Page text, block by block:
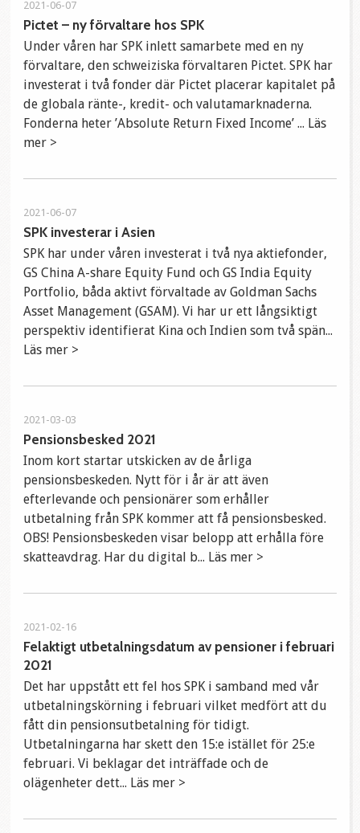
2021-06-07
Pictet – ny förvaltare hos SPK
Under våren har SPK inlett samarbete med en ny
förvaltare, den schweiziska förvaltaren Pictet. SPK har
investerat i två fonder där Pictet placerar kapitalet på
de globala ränte-, kredit- och valutamarknaderna.
Fonderna heter ’Absolute Return Fixed Income’ ... Läs
mer >
2021-06-07
SPK investerar i Asien
SPK har under våren investerat i två nya aktiefonder,
GS China A-share Equity Fund och GS India Equity
Portfolio, båda aktivt förvaltade av Goldman Sachs
Asset Management (GSAM). Vi har ur ett långsiktigt
perspektiv identifierat Kina och Indien som två spän...
Läs mer >
2021-03-03
Pensionsbesked 2021
Inom kort startar utskicken av de årliga
pensionsbeskeden. Nytt för i år är att även
efterlevande och pensionärer som erhåller
utbetalning från SPK kommer att få pensionsbesked.
OBS! Pensionsbeskeden visar belopp att erhålla före
skatteavdrag. Har du digital b... Läs mer >
2021-02-16
Felaktigt utbetalningsdatum av pensioner i februari
2021
Det har uppstått ett fel hos SPK i samband med vår
utbetalningskörning i februari vilket medfört att du
fått din pensionsutbetalning för tidigt.
Utbetalningarna har skett den 15:e istället för 25:e
februari. Vi beklagar det inträffade och de
olägenheter dett... Läs mer >